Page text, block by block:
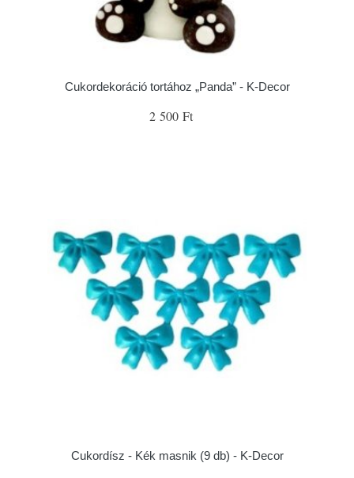
Cukordekoráció tortához „Panda” - K-Decor
2 500 Ft
Cukordísz - Kék masnik (9 db) - K-Decor